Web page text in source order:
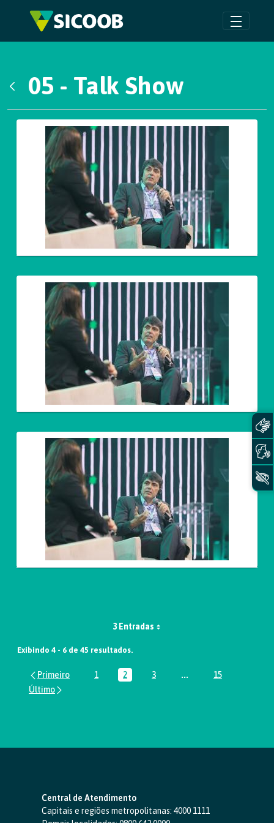
Pular para o Conteúdo principal
05 - Talk Show
Galeria de Mídias
3 Entradas
Exibindo 4 - 6 de 45 resultados.
Página
1 Página
2 Página
3 ...PáginasPágina
15
Central de Atendimento
Capitais e regiões metropolitanas: 4000 1111